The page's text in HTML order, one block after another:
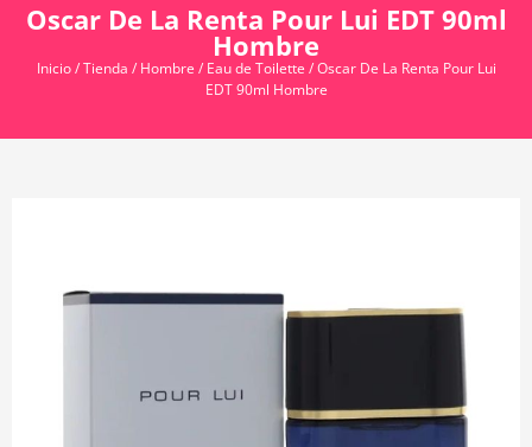
Oscar De La Renta Pour Lui EDT 90ml
Hombre
Inicio/Tienda / Hombre / Eau de Toilette / Oscar De La Renta Pour Lui
EDT 90ml Hombre